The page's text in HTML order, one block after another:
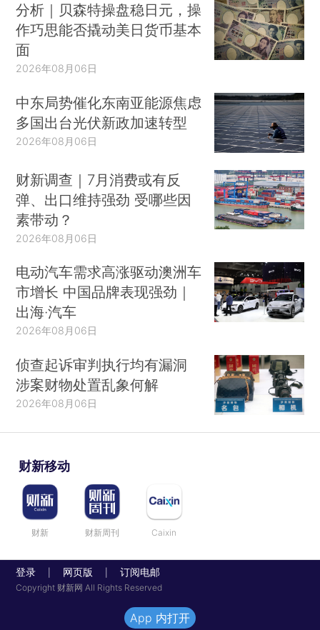
分析｜贝森特操盘稳日元，操
作巧思能否撬动美日货币基本
面
2026年08月06日
中东局势催化东南亚能源焦虑
多国出台光伏新政加速转型
2026年08月06日
财新调查｜7月消费或有反
弹、出口维持强劲 受哪些因
素带动？
2026年08月06日
电动汽车需求高涨驱动澳洲车
市增长 中国品牌表现强劲｜
出海·汽车
2026年08月06日
侦查起诉审判执行均有漏洞
涉案财物处置乱象何解
2026年08月06日
财新移动
财新 财新周刊 Caixin
登录 网页版 订阅电邮
Copyright 财新网 All Rights Reserved
App 内打开